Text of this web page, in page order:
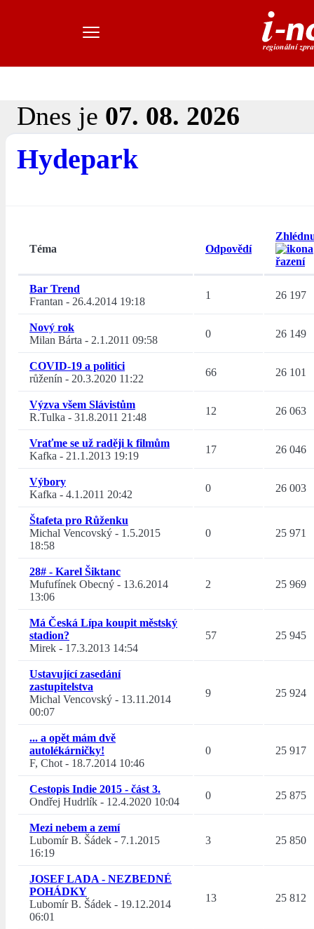
Dnes je 07. 08. 2026
Hydepark
Téma Odpovědí
Bar Trend
Frantan - 26.4.2014 19:18
1 26 197
Nový rok
Milan Bárta - 2.1.2011 09:58
0 26 149
COVID-19 a politici
růženín - 20.3.2020 11:22
66 26 101
Výzva všem Slávistům
R.Tulka - 31.8.2011 21:48
12 26 063
Vraťme se už raději k filmům
Kafka - 21.1.2013 19:19
17 26 046
Výbory
Kafka - 4.1.2011 20:42
0 26 003
Štafeta pro Růženku
Michal Vencovský - 1.5.2015
18:58
0 25 971
28# - Karel Šiktanc
Mufufínek Obecný - 13.6.2014
13:06
2 25 969
Má Česká Lípa koupit městský
stadion?
Mirek - 17.3.2013 14:54
57 25 945
Ustavující zasedání
zastupitelstva
Michal Vencovský - 13.11.2014
00:07
9 25 924
... a opět mám dvě
autolékárničky!
F, Chot- 18.7.2014 10:46
0 25 917
Cestopis Indie 2015 - část 3.
Ondřej Hudrlík - 12.4.2020 10:04
0 25 875
Mezi nebem a zemí
Lubomír B. Šádek - 7.1.2015
16:19
3 25 850
JOSEF LADA - NEZBEDNÉ
POHÁDKY
Lubomír B. Šádek - 19.12.2014
06:01
13 25 812